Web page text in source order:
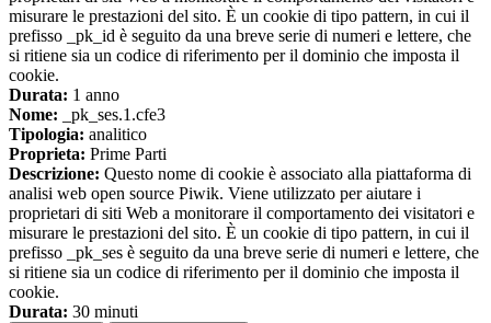
misurare le prestazioni del sito. È un cookie di tipo pattern, in cui il
prefisso _pk_id è seguito da una breve serie di numeri e lettere, che
si ritiene sia un codice di riferimento per il dominio che imposta il
cookie.
Durata: 1 anno
Nome: _pk_ses.1.cfe3
Tipologia: analitico
Proprieta: Prime Parti
Descrizione: Questo nome di cookie è associato alla piattaforma di
analisi web open source Piwik. Viene utilizzato per aiutare i
proprietari di siti Web a monitorare il comportamento dei visitatori e
misurare le prestazioni del sito. È un cookie di tipo pattern, in cui il
prefisso _pk_ses è seguito da una breve serie di numeri e lettere, che
si ritiene sia un codice di riferimento per il dominio che imposta il
cookie.
Durata: 30 minuti